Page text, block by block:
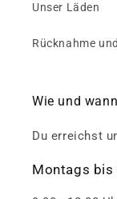
Unser Läden
Rücknahme
Wie und
Du erreichst
Montags bis